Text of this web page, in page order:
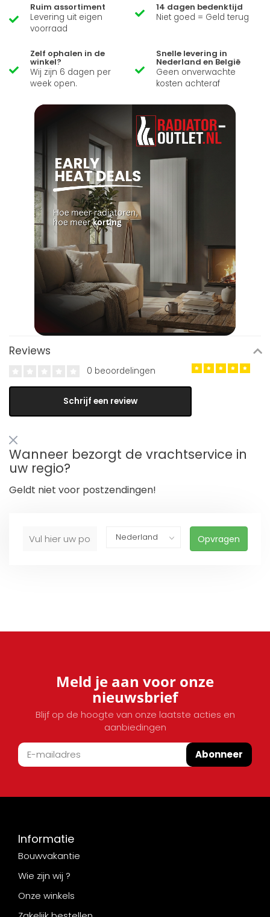
Ruim assortiment
Levering uit eigen
voorraad
14 dagen bedenktijd
Niet goed = Geld terug
Zelf ophalen in de
winkel?
Wij zijn 6 dagen per
week open.
Snelle levering in
Nederland en België
Geen onverwachte
kosten achteraf
Reviews
0 beoordelingen
Schrijf een review
Wanneer bezorgt de vrachtservice in
uw regio?
Geldt niet voor postzendingen!
Opvragen
Meld je aan voor onze
nieuwsbrief
Blijf op de hoogte van onze laatste acties en
aanbiedingen
Abonneer
Informatie
Bouwvakantie
Wie zijn wij ?
Onze winkels